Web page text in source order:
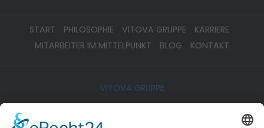
START PHILOSOPHIE VITOVA GRUPPE
KARRIERE
MITARBEITER IM MITTELPUNKT
BLOG KONTAKT
VITOVA GRUPPE